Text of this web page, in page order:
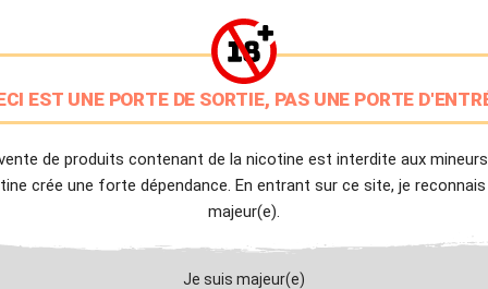
EST UNE PORTE DE SORTIE, PAS UNE PORTE
de produits contenant de la nicotine est interdite aux
crée une forte dépendance. En entrant sur ce site, je
majeur(e).
Je suis majeur(e)